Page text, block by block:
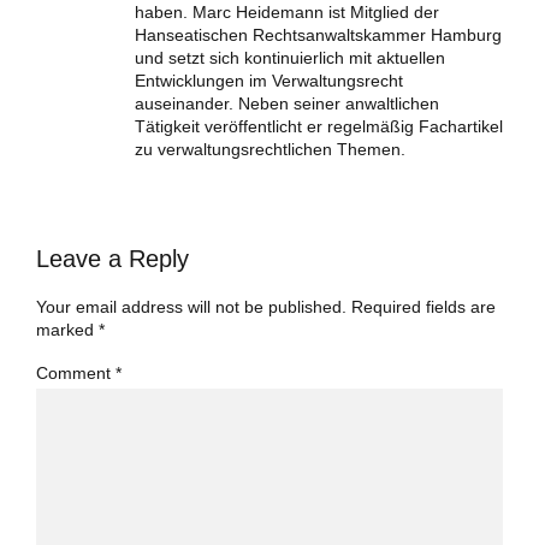
haben. Marc Heidemann ist Mitglied der
Hanseatischen Rechtsanwaltskammer Hamburg
und setzt sich kontinuierlich mit aktuellen
Entwicklungen im Verwaltungsrecht
auseinander. Neben seiner anwaltlichen
Tätigkeit veröffentlicht er regelmäßig Fachartikel
zu verwaltungsrechtlichen Themen.
Leave a Reply
Your email address will not be published. Required fields are
marked *
Comment *